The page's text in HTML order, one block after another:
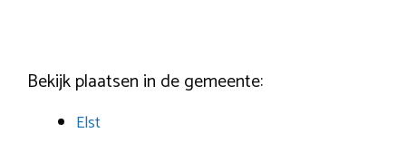
Bekijk plaatsen in de gemeente:
Elst